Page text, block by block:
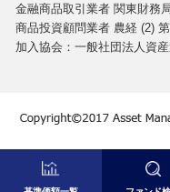
金融商品取引業者 関東財務
商品投資顧問業者 農経 (2)
加入協会：一般社団法人資